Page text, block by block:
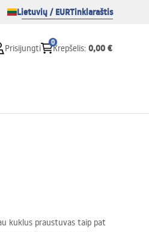
Lietuvių / EURTinklaraštis
Prisijungti
0
Krepšelis: 0,00 €
kuklus praustuvas taip pat